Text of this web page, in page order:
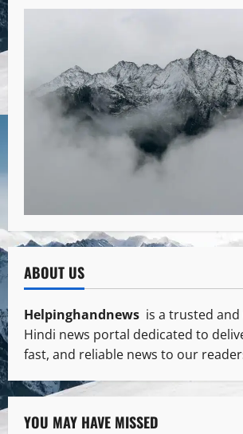
ABOUT US
Helpinghandnews is a trusted
Hindi news portal dedicated to
fast, and reliable news to our
YOU MAY HAVE MISSED